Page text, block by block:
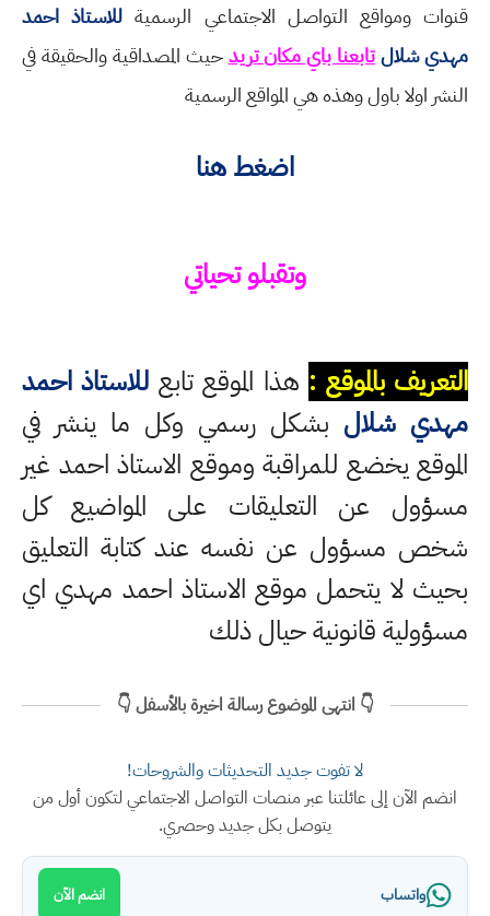
قنوات ومواقع التواصل الاجتماعي الرسمية للاستاذ احمد
مهدي شلالتابعنا باي مكان تريدحيث المصداقية والحقيقة في
النشر اولا باول وهذه هي المواقع الرسمية
اضغط هنا
وتقبلو تحياتي
التعريف بالموقع : هذا الموقع تابع للاستاذ احمد
مهدي شلال بشكل رسمي وكل ما ينشر في
الموقع يخضع للمراقبة وموقع الاستاذ احمد غير
مسؤول عن التعليقات على المواضيع كل
شخص مسؤول عن نفسه عند كتابة التعليق
بحيث لا يتحمل موقع الاستاذ احمد مهدي اي
مسؤولية قانونية حيال ذلك
👇 انتهى الموضوع رسالة اخيرة بالأسفل 👇
لا تفوت جديد التحديثات والشروحات!
انضم الآن إلى عائلتنا عبر منصات التواصل الاجتماعي لتكون أول من
يتوصل بكل جديد وحصري.
واتساب انضم الآن